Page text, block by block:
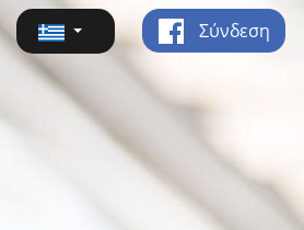
Σύνδεση